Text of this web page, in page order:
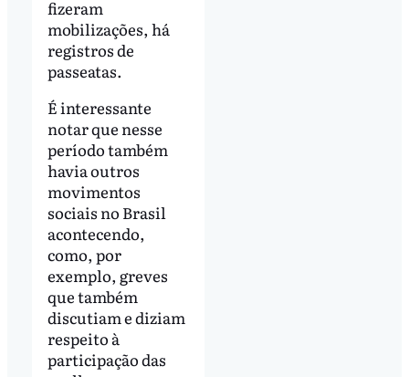
fizeram
mobilizações, há
registros de
passeatas.
É interessante
notar que nesse
período também
havia outros
movimentos
sociais no Brasil
acontecendo,
como, por
exemplo, greves
que também
discutiam e diziam
respeito à
participação das